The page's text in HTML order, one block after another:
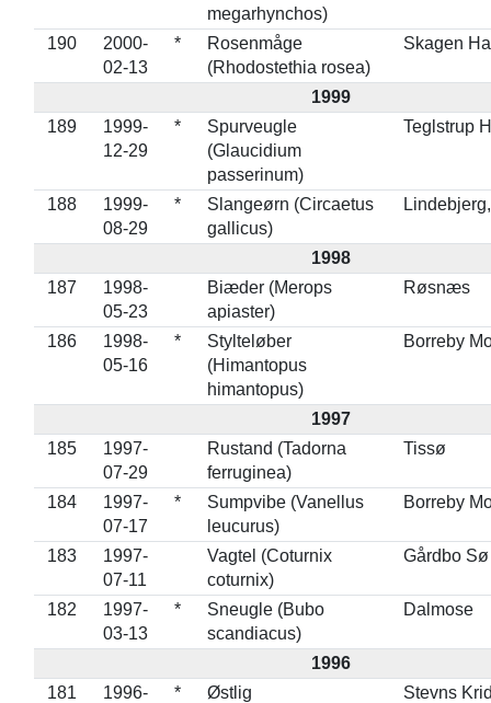
megarhynchos)
190
2000-
02-13
*
Rosenmåge
(Rhodostethia rosea)
Skagen
1999
189
1999-
12-29
*
Spurveugle
(Glaucidium
passerinum)
Teglstrup
188
1999-
08-29
*
Slangeørn (Circaetus
gallicus)
1998
187
1998-
05-23
Biæder (Merops
apiaster)
Røsnæs
186
1998-
05-16
*
Stylteløber
(Himantopus
himantopus)
Borreby
1997
185
1997-
07-29
Rustand (Tadorna
ferruginea)
Tissø
184
1997-
07-17
*
Sumpvibe (Vanellus
leucurus)
Borreby
183
1997-
07-11
Vagtel (Coturnix
coturnix)
Gårdbo Sø
182
1997-
03-13
*
Sneugle (Bubo
scandiacus)
Dalmose
1996
181
1996-
*
Østlig
Stevns